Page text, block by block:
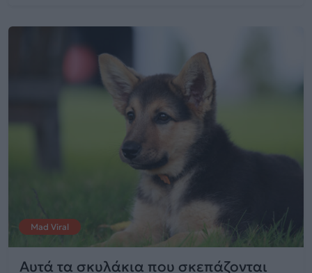
Mad Viral
Αυτά τα σκυλάκια που σκεπάζονται